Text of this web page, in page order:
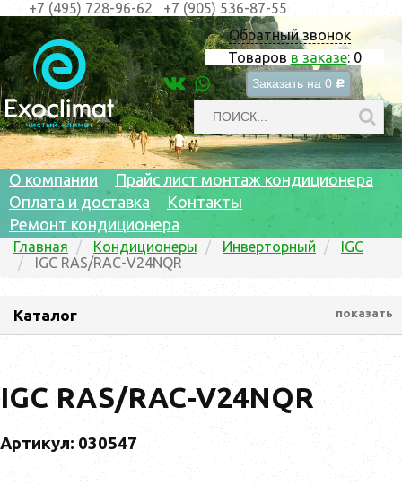
Обратный звонок
Товаров в заказе: 0
Заказать на 0 c
+7 (495) 728-96-62 +7 (905) 536-87-55
О компании
Прайс лист монтаж кондиционера
Оплата и доставка
Контакты
Ремонт кондиционера
Главная Кондиционеры Инверторный
IGC
IGC RAS/RAC-V24NQR
Каталог показать
IGC RAS/RAC-V24NQR
Артикул: 030547